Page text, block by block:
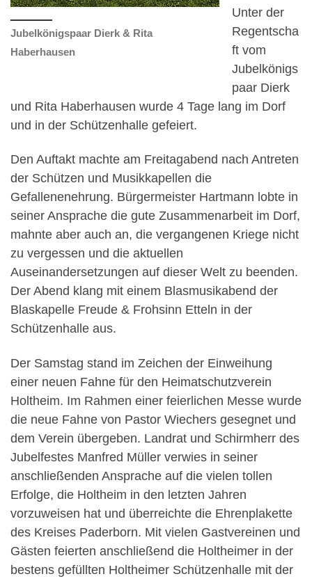
Jubelkönigspaar Dierk & Rita
Haberhausen
Unter der
Regentscha
ft vom
Jubelkönigs
paar Dierk
und Rita Haberhausen wurde 4 Tage lang im Dorf
und in der Schützenhalle gefeiert.
Den Auftakt machte am Freitagabend nach Antreten
der Schützen und Musikkapellen die
Gefallenenehrung. Bürgermeister Hartmann lobte in
seiner Ansprache die gute Zusammenarbeit im Dorf,
mahnte aber auch an, die vergangenen Kriege nicht
zu vergessen und die aktuellen
Auseinandersetzungen auf dieser Welt zu beenden.
Der Abend klang mit einem Blasmusikabend der
Blaskapelle Freude & Frohsinn Etteln in der
Schützenhalle aus.
Der Samstag stand im Zeichen der Einweihung
einer neuen Fahne für den Heimatschutzverein
Holtheim. Im Rahmen einer feierlichen Messe wurde
die neue Fahne von Pastor Wiechers gesegnet und
dem Verein übergeben. Landrat und Schirmherr des
Jubelfestes Manfred Müller verwies in seiner
anschließenden Ansprache auf die vielen tollen
Erfolge, die Holtheim in den letzten Jahren
vorzuweisen hat und überreichte die Ehrenplakette
des Kreises Paderborn. Mit vielen Gastvereinen und
Gästen feierten anschließend die Holtheimer in der
bestens gefüllten Holtheimer Schützenhalle mit der